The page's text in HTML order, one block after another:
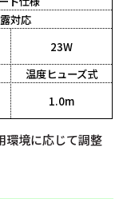
対応
23W
温度ヒューズ式
1.0m
境に応じて調整